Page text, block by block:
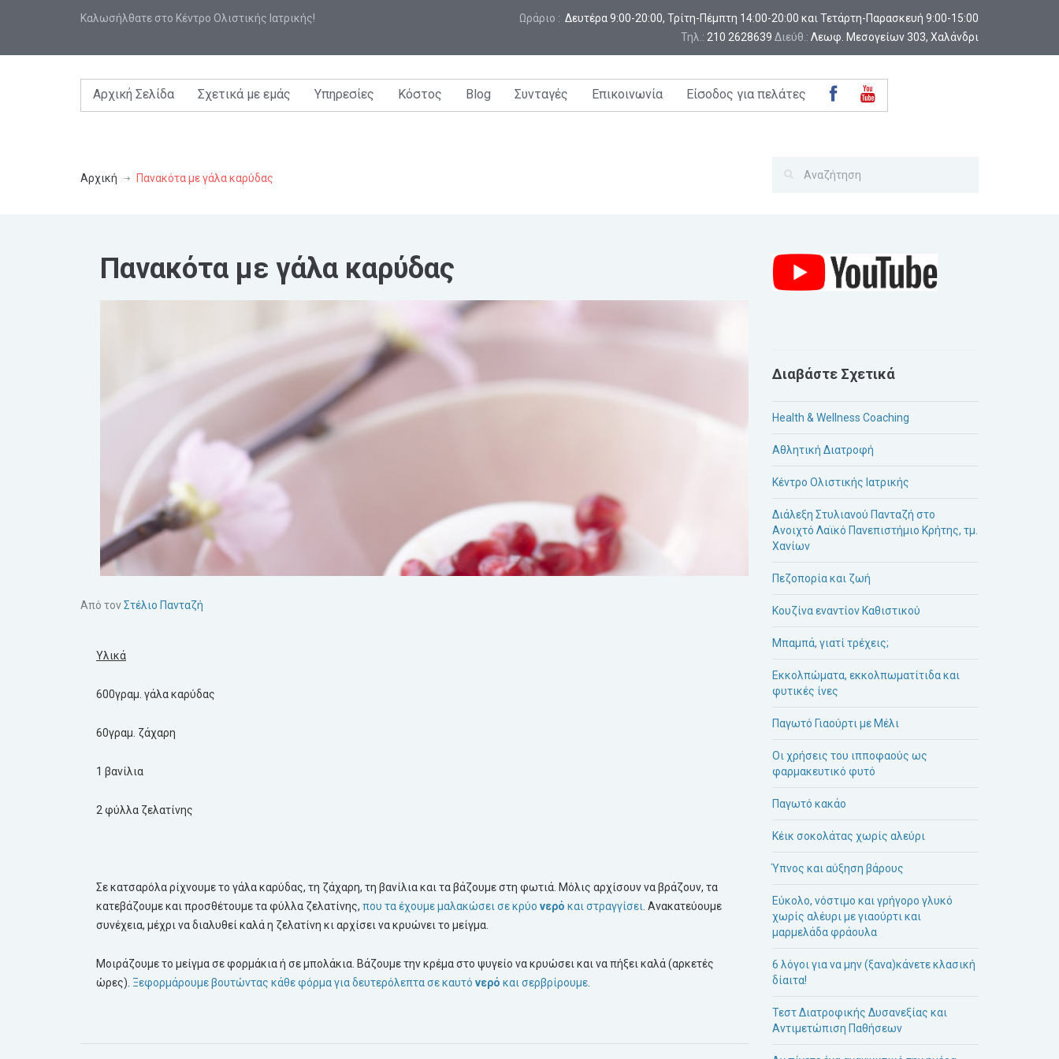
Καλωσήλθατε στο Κέντρο Ολιστικής Ιατρικής! Ωράριο : Δευτέρα 9:00-20:00, Τρίτη-Πέμπτη 14:00-20:00 και Τετάρτη-Παρασκευή 9:00-15:00
Τηλ.: 210 2628639 Διεύθ.: Λεωφ. Μεσογείων 303, Χαλάνδρι
Αρχική Σελίδα Σχετικά με εμάς Υπηρεσίες Κόστος Blog Συνταγές Επικοινωνία Είσοδος για πελάτες
Αρχική Πανακότα με γάλα καρύδας
Πανακότα με γάλα καρύδας
Από τονΣτέλιο Πανταζή
Υλικά
600γραμ. γάλα καρύδας
60γραμ. ζάχαρη
1 βανίλια
2 φύλλα ζελατίνης
Σε κατσαρόλα ρίχνουμε το γάλα καρύδας, τη ζάχαρη, τη βανίλια και τα βάζουμε στη φωτιά. Μόλις αρχίσουν να βράζουν, τα
κατεβάζουμε και προσθέτουμε τα φύλλα ζελατίνης, που τα έχουμε μαλακώσει σε κρύο νερό και στραγγίσει . Ανακατεύουμε
συνέχεια, μέχρι να διαλυθεί καλά η ζελατίνη κι αρχίσει να κρυώνει το μείγμα.
Μοιράζουμε το μείγμα σε φορμάκια ή σε μπολάκια. Βάζουμε την κρέμα στο ψυγείο να κρυώσει και να πήξει καλά (αρκετές
ώρες). Ξεφορμάρουμε βουτώντας κάθε φόρμα για δευτερόλεπτα σε καυτό νερό και σερβρίρουμε
Διαβάστε Σχετικά
Health & Wellness Coaching
Αθλητική Διατροφή
Κέντρο Ολιστικής Ιατρικής
Διάλεξη Στυλιανού Πανταζή στο
Ανοιχτό Λαϊκό Πανεπιστήμιο Κρήτης, τμ.
Χανίων
Πεζοπορία και ζωή
Κουζίνα εναντίον Καθιστικού
Μπαμπά, γιατί τρέχεις;
Εκκολπώματα, εκκολπωματίτιδα και
φυτικές ίνες
Παγωτό Γιαούρτι με Μέλι
Οι χρήσεις του ιπποφαούς ως
φαρμακευτικό φυτό
Παγωτό κακάο
Κέικ σοκολάτας χωρίς αλεύρι
Ύπνος και αύξηση βάρους
Εύκολο, νόστιμο και γρήγορο γλυκό
χωρίς αλέυρι με γιαούρτι και
μαρμελάδα φράουλα
6 λόγοι για να μην (ξανα)κάνετε κλασική
δίαιτα!
Τεστ Διατροφικής Δυσανεξίας και
Αντιμετώπιση Παθήσεων